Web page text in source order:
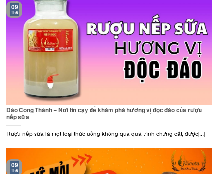
Đào Công Thành – Nơi tin cậy để khám phá hương vị độc đáo của rượu
nếp sữa
Rượu nếp sữa là một loại thức uống không qua quá trình chưng cất, được[...]
09
Th8
09
Th8